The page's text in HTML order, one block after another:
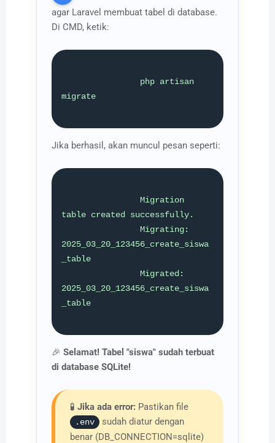
agar Laravel membuat tabel di database.
Di CMD, ketik:
migrate
Jika berhasil, akan muncul pesan seperti:
                Migration
table created successfully.
                Migrating:
2025_03_20_123456_create_siswa
_table
                Migrated:
2025_03_20_123456_create_siswa
_table
🎉Selamat! Tabel "siswa" sudah terbuat
di database SQLite!
🧪Jika ada error: Pastikan file
.env
sudah diatur dengan
benar (DB_CONNECTION=sqlite)